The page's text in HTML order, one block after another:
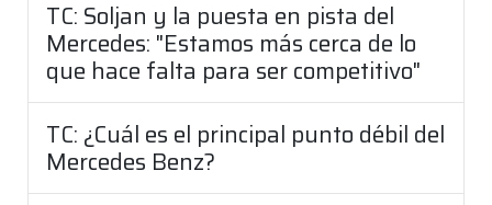
TC: Soljan y la puesta en pista del
Mercedes: "Estamos más cerca de lo
que hace falta para ser competitivo"
TC: ¿Cuál es el principal punto débil del
Mercedes Benz?